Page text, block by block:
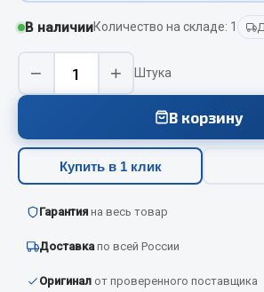
Показать ещё
Смазочные материалы
Масла
Охладжающие жидкости
Технические жидкости
Весь раздел
В наличииКоличество на складе: 1
− + Штука
В корзину
Купить в 1 клик
Гарантия на весь товар
Доставкапо всей России
Оригинал от проверенного поставщика